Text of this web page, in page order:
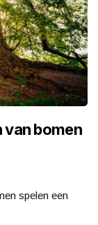
bomen
spelen een